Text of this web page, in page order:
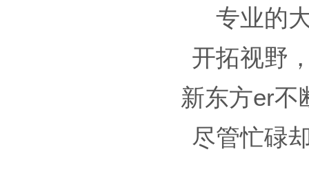
专业的
开拓视野
新东方er不
尽管忙碌